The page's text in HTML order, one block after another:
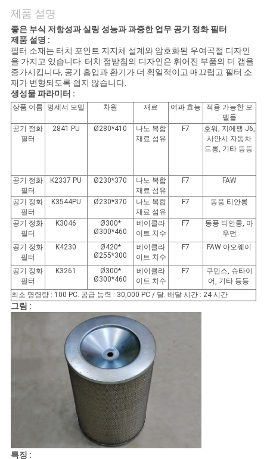
하
다
사
이
트
PRIVACY
POLICY
제품 설명
좋은 부식 저항성과 실링 성능과 과중한 업무 공기 정화 필터
제품 설명 :
필터 소재는 터치 포인트 지지체 설계와 암호화된 우여곡절 디자인
을 가지고 있습니다. 터치 점받침의 디자인은 휘어진 부품의 더 갭을
증가시킵니다, 공기 흡입과 환기가 더 획일적이고 매끄럽고 필터 소
재가 변형되도록 쉽지 않습니다.
생성물 파라미터 :
상품 이름 명세서 모델 차원 재료 여과 효능
적용 가능한 모
델들
공기 정화
필터
2841 PU Ø280*410
나노 복합
재료 섬유
F7
호워, 지에팽 J6,
사안시 자동차
드롱, 기타 등등.
공기 정화
필터
K2337 PU Ø230*370
나노 복합
재료 섬유
F7 FAW
공기 정화
필터
K3544PU Ø230*370
나노 복합
재료 섬유
F7 동풍 티안롱
공기 정화
필터
K3046
Ø300*
Ø300*460
베이클라
이트 치수
F7
동풍 티안롱, 아
우먼
공기 정화
필터
K4230
Ø420*
Ø255*300
베이클라
이트 치수
F7 FAW 아오웨이
공기 정화
필터
K3261
Ø300*
Ø300*460
베이클라
이트 치수
F7
쿠민스, 슈타이
어, 기타 등등.
최소 명령량 : 100 PC. 공급 능력 : 30,000 PC / 달. 배달 시간 : 24 시간
그림 :
특징 :